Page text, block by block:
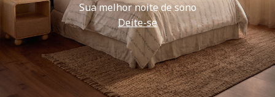
Sua melhor noite de sono
Deite-se